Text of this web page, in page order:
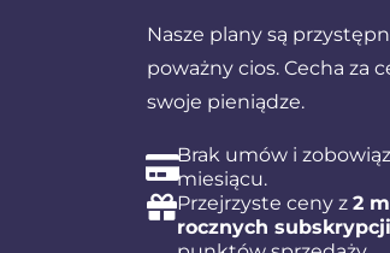
Nasze plany są
poważny cios. Cecha za
swoje pieniądze.
Brak umów i
miesiącu.
Przejrzyste ceny z 2
rocznych subskrypcji